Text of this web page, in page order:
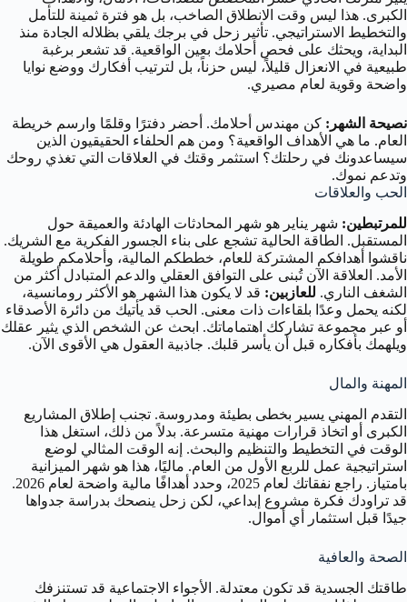
الكبرى. هذا ليس وقت الانطلاق الصاخب، بل هو فترة ثمينة للتأمل
والتخطيط الاستراتيجي. تأثير زحل في برجك يلقي بظلاله الجادة منذ
البداية، ويحثك على فحص أحلامك بعين الواقعية. قد تشعر برغبة
طبيعية في الانعزال قليلاً، ليس حزناً، بل لترتيب أفكارك ووضع نوايا
واضحة وقوية لعام مصيري.
نصيحة الشهر: كن مهندس أحلامك. أحضر دفترًا وقلمًا وارسم خريطة
العام. ما هي الأهداف الواقعية؟ ومن هم الحلفاء الحقيقيون الذين
سيساعدونك في رحلتك؟ استثمر وقتك في العلاقات التي تغذي روحك
وتدعم نموك.
الحب والعلاقات
للمرتبطين: شهر يناير هو شهر المحادثات الهادئة والعميقة حول
المستقبل. الطاقة الحالية تشجع على بناء الجسور الفكرية مع الشريك.
ناقشوا أهدافكم المشتركة للعام، خططكم المالية، وأحلامكم طويلة
الأمد. العلاقة الآن تُبنى على التوافق العقلي والدعم المتبادل أكثر من
الشغف الناري. للعازبين: قد لا يكون هذا الشهر هو الأكثر رومانسية،
لكنه يحمل وعدًا بلقاءات ذات معنى. الحب قد يأتيك من دائرة الأصدقاء
أو عبر مجموعة تشاركك اهتماماتك. ابحث عن الشخص الذي يثير عقلك
ويلهمك بأفكاره قبل أن يأسر قلبك. جاذبية العقول هي الأقوى الآن.
المهنة والمال
التقدم المهني يسير بخطى بطيئة ومدروسة. تجنب إطلاق المشاريع
الكبرى أو اتخاذ قرارات مهنية متسرعة. بدلاً من ذلك، استغل هذا
الوقت في التخطيط والتنظيم والبحث. إنه الوقت المثالي لوضع
استراتيجية عمل للربع الأول من العام. ماليًا، هذا هو شهر الميزانية
بامتياز. راجع نفقاتك لعام 2025، وحدد أهدافًا مالية واضحة لعام 2026.
قد تراودك فكرة مشروع إبداعي، لكن زحل ينصحك بدراسة جدواها
جيدًا قبل استثمار أي أموال.
الصحة والعافية
طاقتك الجسدية قد تكون معتدلة. الأجواء الاجتماعية قد تستنزفك